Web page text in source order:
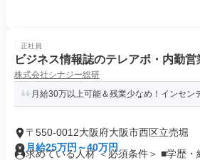
正社員
ビジネス情報誌のテレアポ・内勤営
株式会社シナジー総研
月給30万以上可能＆残業少なめ！インセ
〒550-0012大阪府大阪市西区立売堀
月給25万円～40万円
求めている人材 ＜必須条件＞ ■学歴